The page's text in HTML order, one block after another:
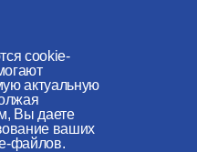
cookie-
актуальную
Вы даете
ваших
файлов.